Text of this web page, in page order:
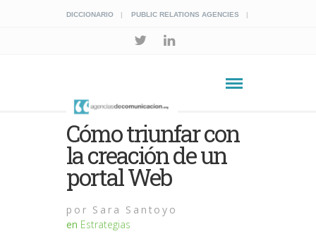
DICCIONARIO PUBLIC RELATIONS AGENCIES
Cómo triunfar con
la creación de un
portal Web
por Sara Santoyo
en Estrategias